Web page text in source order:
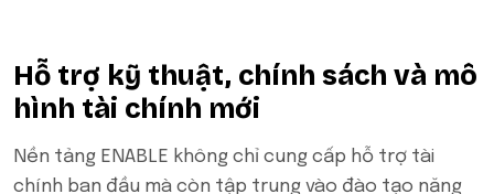
Hỗ trợ kỹ thuật, chính sách và mô
hình tài chính mới
Nền tảng ENABLE không chỉ cung cấp hỗ trợ tài
chính ban đầu mà còn tập trung vào đào tạo năng